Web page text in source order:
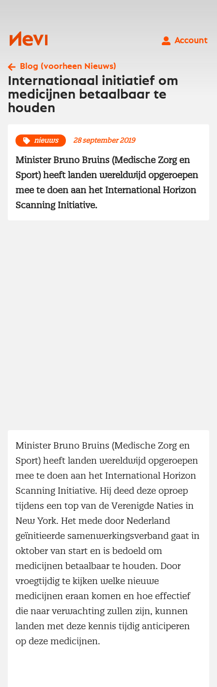
Nevi
Account
Blog (voorheen Nieuws)
Internationaal initiatief om
medicijnen betaalbaar te
houden
nieuws 28 september 2019
Minister Bruno Bruins (Medische Zorg en
Sport) heeft landen wereldwijd opgeroepen
mee te doen aan het International Horizon
Scanning Initiative.
Minister Bruno Bruins (Medische Zorg en
Sport) heeft landen wereldwijd opgeroepen
mee te doen aan het International Horizon
Scanning Initiative. Hij deed deze oproep
tijdens een top van de Verenigde Naties in
New York. Het mede door Nederland
geïnitieerde samenwerkingsverband gaat in
oktober van start en is bedoeld om
medicijnen betaalbaar te houden. Door
vroegtijdig te kijken welke nieuwe
medicijnen eraan komen en hoe effectief
die naar verwachting zullen zijn, kunnen
landen met deze kennis tijdig anticiperen
op deze medicijnen.